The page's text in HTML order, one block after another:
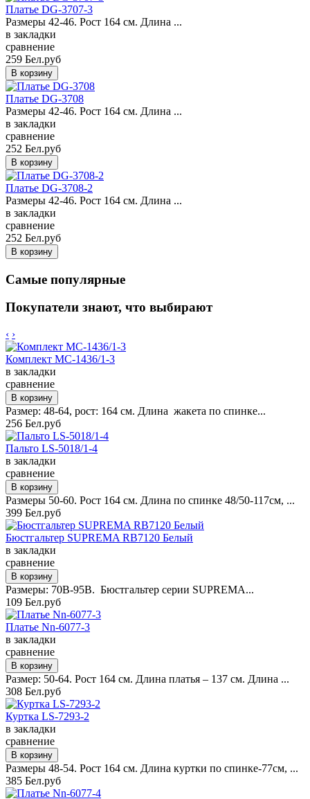
Платье DG-3707-3
Размеры 42-46. Рост 164 см. Длина ...
в закладки
сравнение
259 Бел.руб
Платье DG-3708
Размеры 42-46. Рост 164 см. Длина ...
в закладки
сравнение
252 Бел.руб
Платье DG-3708-2
Размеры 42-46. Рост 164 см. Длина ...
в закладки
сравнение
252 Бел.руб
Самые популярные
Покупатели знают, что выбирают
‹ ›
Комплект MC-1436/1-3
в закладки
сравнение
Размер: 48-64, рост: 164 см. Длина жакета по спинке...
256 Бел.руб
Пальто LS-5018/1-4
в закладки
сравнение
Размеры 50-60. Рост 164 см. Длина по спинке 48/50-117см, ...
399 Бел.руб
Бюстгальтер SUPREMA RB7120 Белый
в закладки
сравнение
Размеры: 70B-95B. Бюстгальтер серии SUPREMA...
109 Бел.руб
Платье Nn-6077-3
в закладки
сравнение
Размер: 50-64. Рост 164 см. Длина платья – 137 см. Длина ...
308 Бел.руб
Куртка LS-7293-2
в закладки
сравнение
Размеры 48-54. Рост 164 см. Длина куртки по спинке-77см, ...
385 Бел.руб